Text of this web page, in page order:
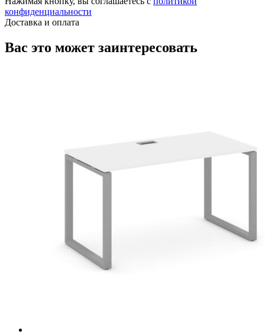
конфиденциальности
Доставка и оплата
Вас это может заинтересовать